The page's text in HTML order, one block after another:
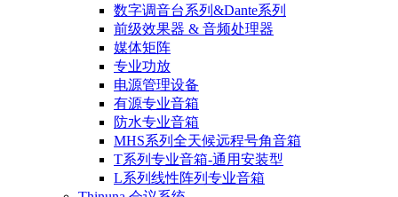
数字调音台系列&Dante系列
前级效果器 & 音频处理器
媒体矩阵
专业功放
电源管理设备
有源专业音箱
防水专业音箱
MHS系列全天候远程号角音箱
T系列专业音箱-通用安装型
L系列线性阵列专业音箱